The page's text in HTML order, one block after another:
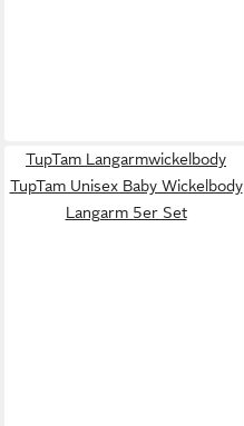
TupTam Langarmwickelbody
TupTam Unisex Baby Wickelbody
Langarm 5er Set